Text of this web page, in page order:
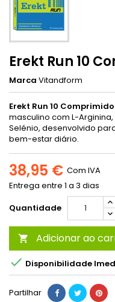
Erekt Run 10
Marca Vitandform
Erekt Run 10
masculino com L-
Selénio, desenvolvido
bem-estar diário.
38,95 € Com IVA
Entrega entre 1 a 3 dias
Quantidade
 Adicionar ao
 Disponibilidade
Partilhar